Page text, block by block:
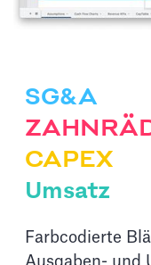
SG&A
CAPEX
Umsatz
Farbcodierte
Ausgaben- und